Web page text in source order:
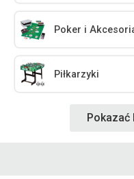
Poker i
Piłkarzyki